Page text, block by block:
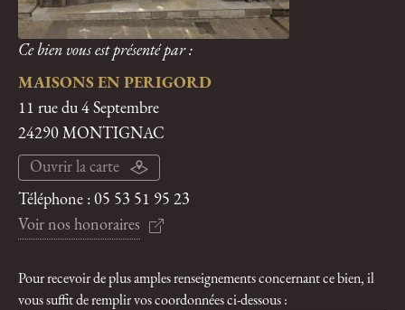
Ce bien vous est présenté par :
MAISONS EN PERIGORD
11 rue du 4 Septembre
24290 MONTIGNAC
Ouvrir la carte
Téléphone : 05 53 51 95 23
Voir nos honoraires
Pour recevoir de plus amples renseignements concernant ce bien, il
vous suffit de remplir vos coordonnées ci-dessous :